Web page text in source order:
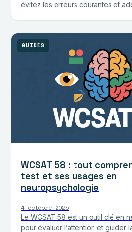
évitez les erreurs courantes et
GUIDES
WCSAT 58 : tout
test et ses usages en
neuropsychologie
4 octobre 2025
Le WCSAT 58 est un outil clé en
pour évaluer l’attention et guider